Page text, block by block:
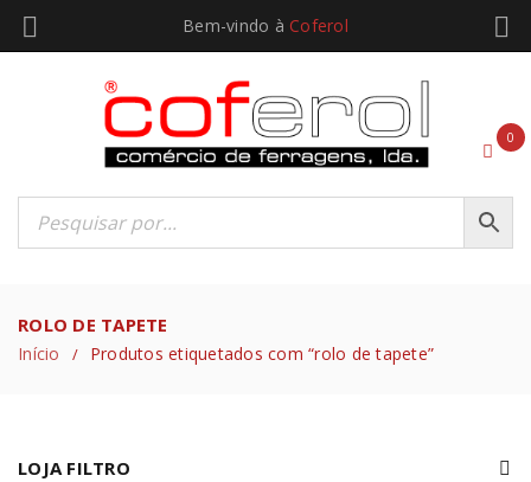
Bem-vindo à Coferol
0
ROLO DE TAPETE
Início / Produtos etiquetados com “rolo de tapete”
LOJA FILTRO